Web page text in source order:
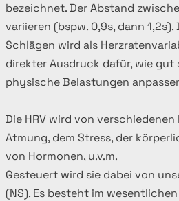
bezeichnet. Der Abstand
variieren (bspw. 0,9s, dann
Schlägen wird als
direkter Ausdruck dafür, wie
physische Belastungen
Die HRV wird von
Atmung, dem Stress, der
von Hormonen, u.v.m.
Gesteuert wird sie dabei von
(NS). Es besteht im